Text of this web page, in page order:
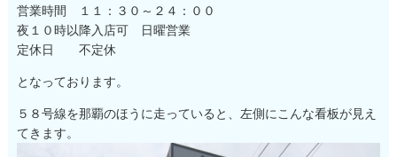
営業時間 １１：３０～２４：００
夜１０時以降入店可 日曜営業
定休日 不定休
となっております。
５８号線を那覇のほうに走っていると、左側にこんな看板が見え
てきます。